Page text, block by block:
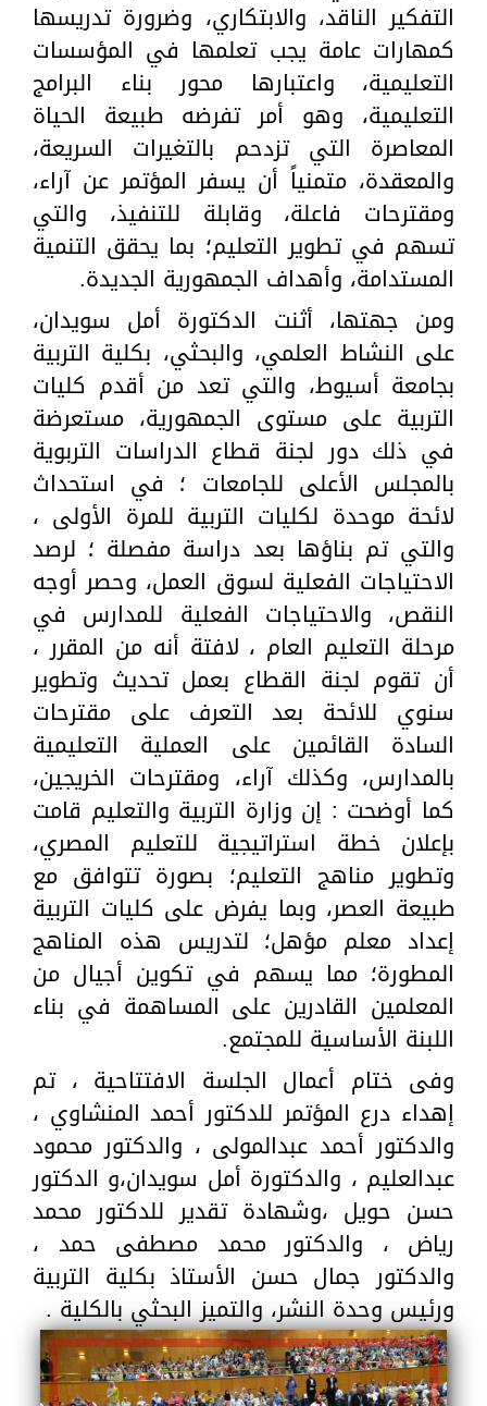
التفكير الناقد، والابتكاري، وضرورة تدريسها
كمهارات عامة يجب تعلمها في المؤسسات
التعليمية، واعتبارها محور بناء البرامج
التعليمية، وهو أمر تفرضه طبيعة الحياة
المعاصرة التي تزدحم بالتغيرات السريعة،
والمعقدة، متمنياً أن يسفر المؤتمر عن آراء،
ومقترحات فاعلة، وقابلة للتنفيذ، والتي
تسهم في تطوير التعليم؛ بما يحقق التنمية
المستدامة، وأهداف الجمهورية الجديدة.
ومن جهتها، أثنت الدكتورة أمل سويدان،
على النشاط العلمي، والبحثي، بكلية التربية
بجامعة أسيوط، والتي تعد من أقدم كليات
التربية على مستوى الجمهورية، مستعرضة
في ذلك دور لجنة قطاع الدراسات التربوية
بالمجلس الأعلى للجامعات ؛ في استحداث
لائحة موحدة لكليات التربية للمرة الأولى ،
والتي تم بناؤها بعد دراسة مفصلة ؛ لرصد
الاحتياجات الفعلية لسوق العمل، وحصر أوجه
النقص، والاحتياجات الفعلية للمدارس في
مرحلة التعليم العام ، لافتة أنه من المقرر ،
أن تقوم لجنة القطاع بعمل تحديث وتطوير
سنوي للائحة بعد التعرف على مقترحات
السادة القائمين على العملية التعليمية
بالمدارس، وكذلك آراء، ومقترحات الخريجين،
كما أوضحت : إن وزارة التربية والتعليم قامت
بإعلان خطة استراتيجية للتعليم المصري،
وتطوير مناهج التعليم؛ بصورة تتوافق مع
طبيعة العصر، وبما يفرض على كليات التربية
إعداد معلم مؤهل؛ لتدريس هذه المناهج
المطورة؛ مما يسهم في تكوين أجيال من
المعلمين القادرين على المساهمة في بناء
اللبنة الأساسية للمجتمع.
وفى ختام أعمال الجلسة الافتتاحية ، تم
إهداء درع المؤتمر للدكتور أحمد المنشاوي ،
والدكتور أحمد عبدالمولى ، والدكتور محمود
عبدالعليم ، والدكتورة أمل سويدان،و الدكتور
حسن حويل ،وشهادة تقدير للدكتور محمد
رياض ، والدكتور محمد مصطفى حمد ،
والدكتور جمال حسن الأستاذ بكلية التربية
ورئيس وحدة النشر، والتميز البحثي بالكلية .